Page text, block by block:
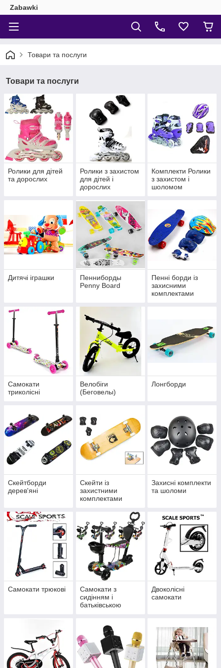
Zabawki
Товари та послуги
Товари та послуги
Ролики для дітей
та дорослих
Ролики з захистом
для дітей і
дорослих
Комплекти Ролики
з захистом і
шоломом
Дитячі іграшки
Пенниборды
Penny Board
Пенні борди із
захисними
комплектами
Самокати
триколісні
Велобіги
(Беговелы)
Лонгборди
Скейтборди
дерев'яні
Скейти із
захистними
комплектами
Захисні комплекти
та шоломи
Самокати трюкові
Самокати з
сидінням і
батьківською
Двоколісні
самокати